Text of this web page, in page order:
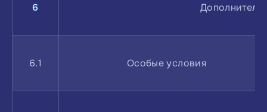
6
6.1 Особые условия